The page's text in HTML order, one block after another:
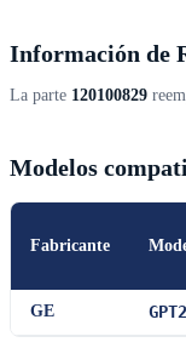
Información de
La parte 120100829
Modelos
Fabricante
GE